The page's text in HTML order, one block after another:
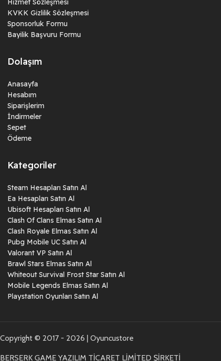
Hizmet Sözleşmesi
KVKK Gizlilik Sözleşmesi
Sponsorluk Formu
Bayilik Başvuru Formu
Dolaşım
Anasayfa
Hesabım
Siparişlerim
İndirmeler
Sepet
Ödeme
Kategoriler
Steam Hesapları Satın Al
Ea Hesapları Satın Al
Ubisoft Hesapları Satın Al
Clash Of Clans Elmas Satın Al
Clash Royale Elmas Satın Al
Pubg Mobile UC Satın Al
Valorant VP Satın Al
Brawl Stars Elmas Satın Al
Whiteout Survival Frost Star Satın Al
Mobile Legends Elmas Satın Al
Playstation Oyunları Satın Al
Copyright © 2017 - 2026 | Oyuncustore
BERSERK GAME YAZILIM TİCARET LİMİTED ŞİRKETİ